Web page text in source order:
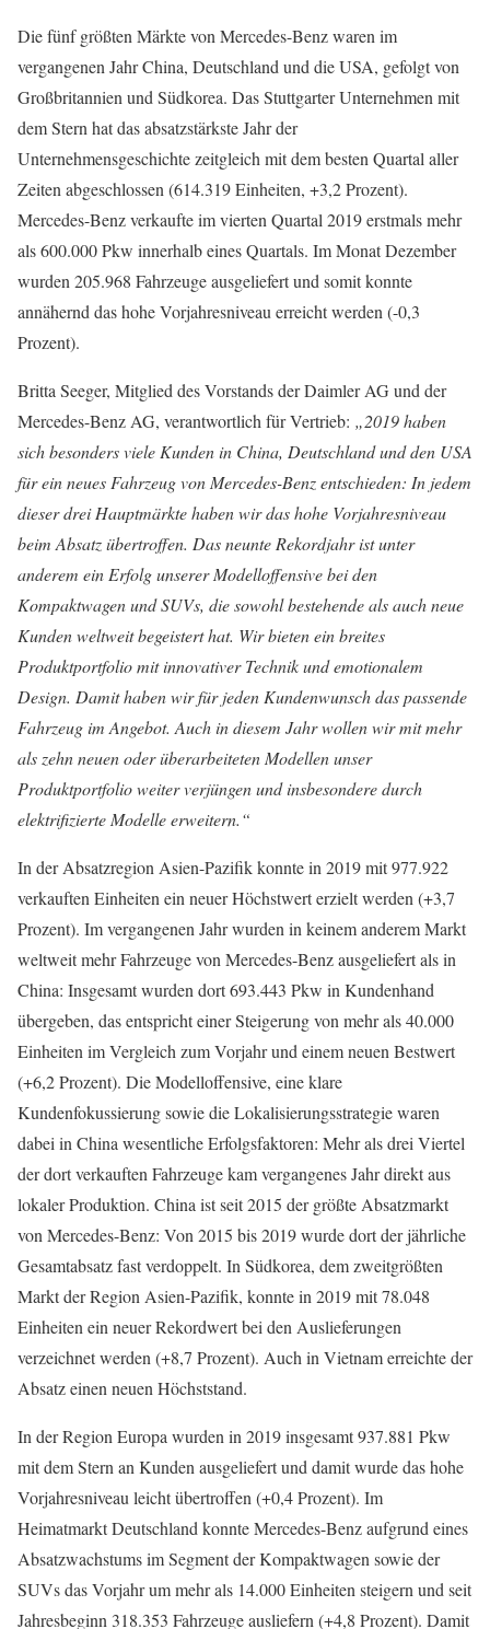
Die fünf größten Märkte von Mercedes-Benz waren im
vergangenen Jahr China, Deutschland und die USA, gefolgt von
Großbritannien und Südkorea. Das Stuttgarter Unternehmen mit
dem Stern hat das absatzstärkste Jahr der
Unternehmensgeschichte zeitgleich mit dem besten Quartal aller
Zeiten abgeschlossen (614.319 Einheiten, +3,2 Prozent).
Mercedes-Benz verkaufte im vierten Quartal 2019 erstmals mehr
als 600.000 Pkw innerhalb eines Quartals. Im Monat Dezember
wurden 205.968 Fahrzeuge ausgeliefert und somit konnte
annähernd das hohe Vorjahresniveau erreicht werden (-0,3
Prozent).
Britta Seeger, Mitglied des Vorstands der Daimler AG und der
Mercedes-Benz AG, verantwortlich für Vertrieb: „2019 haben
sich besonders viele Kunden in China, Deutschland und den USA
für ein neues Fahrzeug von Mercedes-Benz entschieden: In jedem
dieser drei Hauptmärkte haben wir das hohe Vorjahresniveau
beim Absatz übertroffen. Das neunte Rekordjahr ist unter
anderem ein Erfolg unserer Modelloffensive bei den
Kompaktwagen und SUVs, die sowohl bestehende als auch neue
Kunden weltweit begeistert hat. Wir bieten ein breites
Produktportfolio mit innovativer Technik und emotionalem
Design. Damit haben wir für jeden Kundenwunsch das passende
Fahrzeug im Angebot. Auch in diesem Jahr wollen wir mit mehr
als zehn neuen oder überarbeiteten Modellen unser
Produktportfolio weiter verjüngen und insbesondere durch
elektrifizierte Modelle erweitern.“
In der Absatzregion Asien-Pazifik konnte in 2019 mit 977.922
verkauften Einheiten ein neuer Höchstwert erzielt werden (+3,7
Prozent). Im vergangenen Jahr wurden in keinem anderem Markt
weltweit mehr Fahrzeuge von Mercedes-Benz ausgeliefert als in
China: Insgesamt wurden dort 693.443 Pkw in Kundenhand
übergeben, das entspricht einer Steigerung von mehr als 40.000
Einheiten im Vergleich zum Vorjahr und einem neuen Bestwert
(+6,2 Prozent). Die Modelloffensive, eine klare
Kundenfokussierung sowie die Lokalisierungsstrategie waren
dabei in China wesentliche Erfolgsfaktoren: Mehr als drei Viertel
der dort verkauften Fahrzeuge kam vergangenes Jahr direkt aus
lokaler Produktion. China ist seit 2015 der größte Absatzmarkt
von Mercedes-Benz: Von 2015 bis 2019 wurde dort der jährliche
Gesamtabsatz fast verdoppelt. In Südkorea, dem zweitgrößten
Markt der Region Asien-Pazifik, konnte in 2019 mit 78.048
Einheiten ein neuer Rekordwert bei den Auslieferungen
verzeichnet werden (+8,7 Prozent). Auch in Vietnam erreichte der
Absatz einen neuen Höchststand.
In der Region Europa wurden in 2019 insgesamt 937.881 Pkw
mit dem Stern an Kunden ausgeliefert und damit wurde das hohe
Vorjahresniveau leicht übertroffen (+0,4 Prozent). Im
Heimatmarkt Deutschland konnte Mercedes-Benz aufgrund eines
Absatzwachstums im Segment der Kompaktwagen sowie der
SUVs das Vorjahr um mehr als 14.000 Einheiten steigern und seit
Jahresbeginn 318.353 Fahrzeuge ausliefern (+4,8 Prozent). Damit